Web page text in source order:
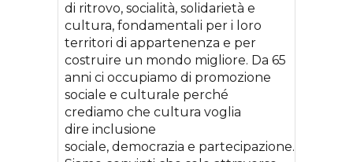
di ritrovo, socialità, solidarietà e
cultura, fondamentali per i loro
territori di appartenenza e per
costruire un mondo migliore. Da 65
anni ci occupiamo di promozione
sociale e culturale perché
crediamo che cultura voglia
dire inclusione
sociale, democrazia e partecipazione.